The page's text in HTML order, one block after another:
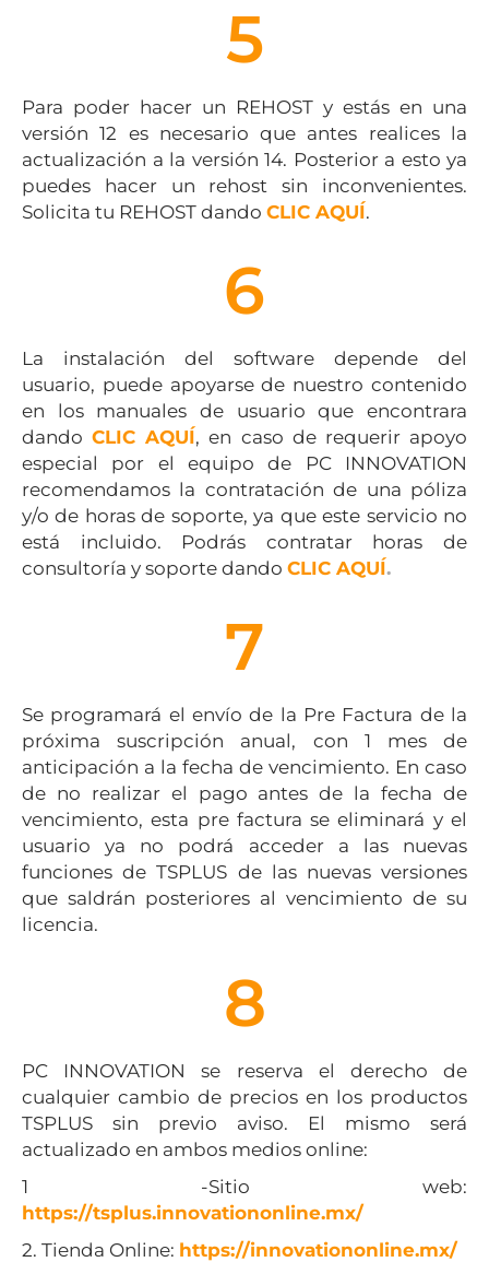
5
Para poder hacer un REHOST y estás en una
versión 12 es necesario que antes realices la
actualización a la versión 14. Posterior a esto ya
puedes hacer un rehost sin inconvenientes.
Solicita tu REHOST dando CLIC AQUÍ.
6
La instalación del software depende del
usuario, puede apoyarse de nuestro contenido
en los manuales de usuario que encontrara
dandoCLIC AQUÍ, en caso de requerir apoyo
especial por el equipo de PC INNOVATION
recomendamos la contratación de una póliza
y/o de horas de soporte, ya que este servicio no
está incluido. Podrás contratar horas de
consultoría y soporte dando CLIC AQUÍ.
7
Se programará el envío de la Pre Factura de la
próxima suscripción anual, con 1 mes de
anticipación a la fecha de vencimiento. En caso
de no realizar el pago antes de la fecha de
vencimiento, esta pre factura se eliminará y el
usuario ya no podrá acceder a las nuevas
funciones de TSPLUS de las nuevas versiones
que saldrán posteriores al vencimiento de su
licencia.
8
PC INNOVATION se reserva el derecho de
cualquier cambio de precios en los productos
TSPLUS sin previo aviso. El mismo será
actualizado en ambos medios online:
1 -Sitio web:
https://tsplus.innovationonline.mx/
2. Tienda Online: https://innovationonline.mx/